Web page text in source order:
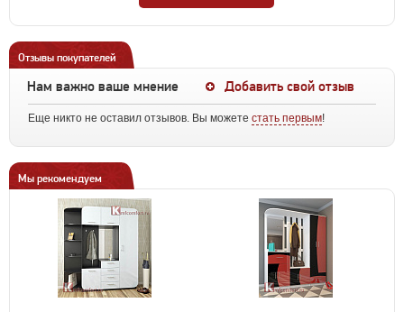
Отзывы покупателей
Нам важно ваше мнение Добавить свой отзыв
Еще никто не оставил отзывов. Вы можете стать первым!
Мы рекомендуем